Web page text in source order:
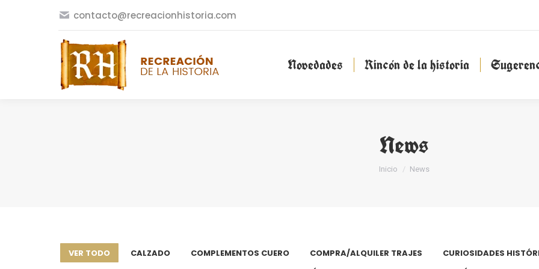
contacto@recreacionhistoria.com
Novedades Rincón de la historia
News
Estás aquí:
Inicio News
VER TODO CALZADO COMPLEMENTOS CUERO COMPRA/ALQUILER TRAJES CURIOSIDADES
Novedades Rincón de la historia